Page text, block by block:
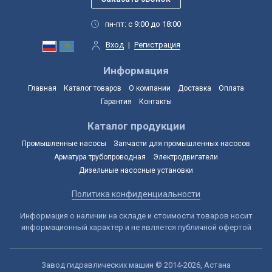
пн-пт: с 9:00 до 18:00
Вход | Регистрация
Информация
Главная Каталог товаров О компании Доставка
Оплата
Гарантия
Контакты
Каталог продукции
Промышленные насосы
Запчасти для промышленных насосов
Арматура трубопроводная
Электродвигатели
Дизельные насосные установки
Политика конфиденциальности
Информация о наличии на складе и стоимости товаров носит
информационный характер и не является публичной офертой
Завод гидравлических машин © 2014-2026, Астана